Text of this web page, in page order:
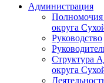
Администрация
округа
Руководство
Структура
округа